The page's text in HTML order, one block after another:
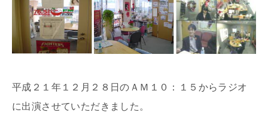
平成２１年１２月２８日のＡＭ１０：１５からラジオ
に出演させていただきました。